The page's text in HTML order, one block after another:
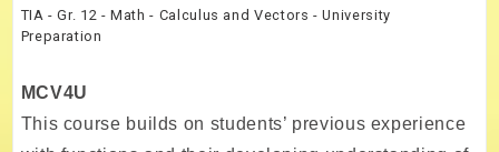
TIA - Gr. 12 - Math - Calculus and Vectors - University
Preparation
MCV4U
This course builds on students’ previous experience